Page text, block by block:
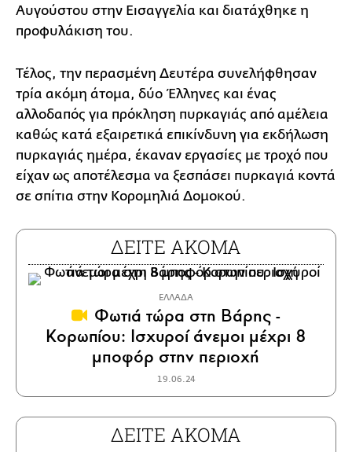
Αυγούστου στην Εισαγγελία και διατάχθηκε η
προφυλάκιση του.
Τέλος, την περασμένη Δευτέρα συνελήφθησαν
τρία ακόμη άτομα, δύο Έλληνες και ένας
αλλοδαπός για πρόκληση πυρκαγιάς από αμέλεια
καθώς κατά εξαιρετικά επικίνδυνη για εκδήλωση
πυρκαγιάς ημέρα, έκαναν εργασίες με τροχό που
είχαν ως αποτέλεσμα να ξεσπάσει πυρκαγιά κοντά
σε σπίτια στην Κορομηλιά Δομοκού.
ΔΕΙΤΕ ΑΚΟΜΑ
ΕΛΛΑΔΑ
Φωτιά τώρα στη Βάρης -
Κορωπίου: Ισχυροί άνεμοι μέχρι 8
μποφόρ στην περιοχή
19.06.24
ΔΕΙΤΕ ΑΚΟΜΑ